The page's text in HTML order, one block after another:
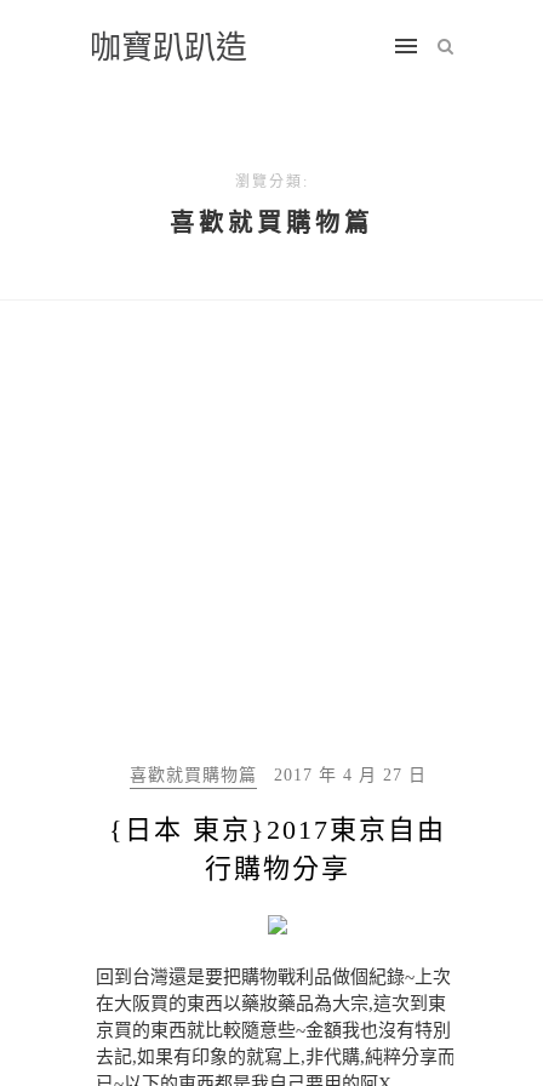
咖寶趴趴造
瀏覽分類:
喜歡就買購物篇
喜歡就買購物篇 2017 年 4 月 27 日
{日本 東京}2017東京自由
行購物分享
回到台灣還是要把購物戰利品做個紀錄~上次
在大阪買的東西以藥妝藥品為大宗,這次到東
京買的東西就比較隨意些~金額我也沒有特別
去記,如果有印象的就寫上,非代購,純粹分享而